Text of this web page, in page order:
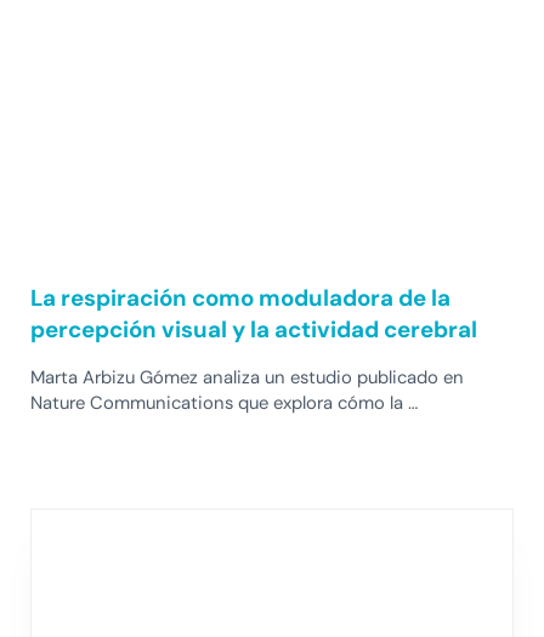
La respiración como moduladora de la
percepción visual y la actividad cerebral
Marta Arbizu Gómez analiza un estudio publicado en
Nature Communications que explora cómo la …